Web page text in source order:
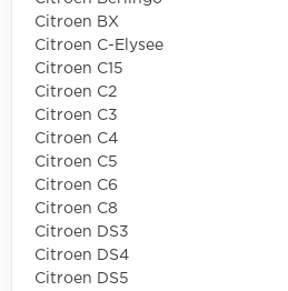
Citroen BX
Citroen C-Elysee
Citroen C15
Citroen C2
Citroen C3
Citroen C4
Citroen C5
Citroen C6
Citroen C8
Citroen DS3
Citroen DS4
Citroen DS5